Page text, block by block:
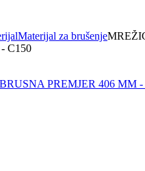
Materijal za brušenje
C150